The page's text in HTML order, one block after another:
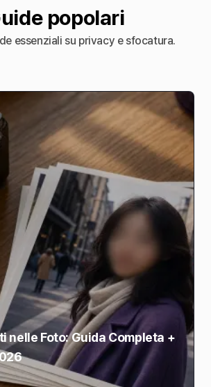
popolari
essenziali su privacy e sfocatura.
nelle Foto: Guida Completa +